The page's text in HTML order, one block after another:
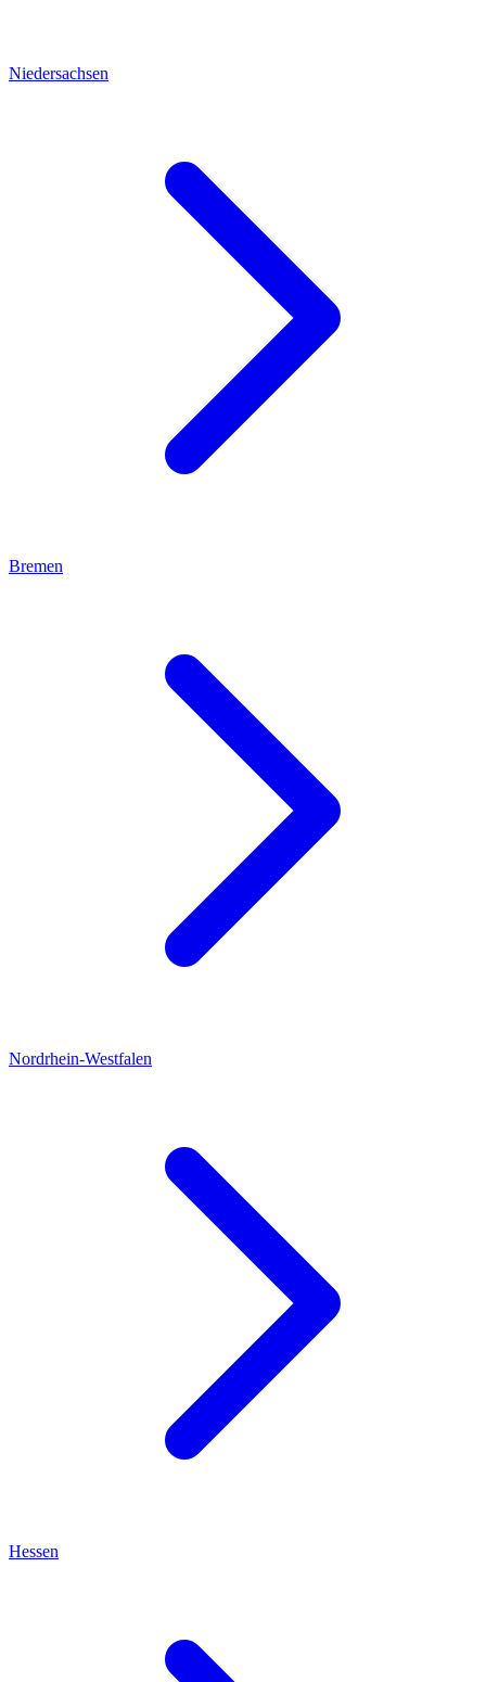
Niedersachsen
Bremen
Nordrhein-Westfalen
Hessen